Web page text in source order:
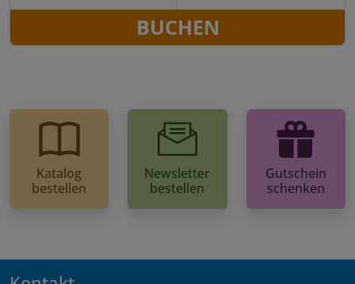
BUCHEN
Katalog
bestellen
Newsletter
bestellen
Gutschein
schenken